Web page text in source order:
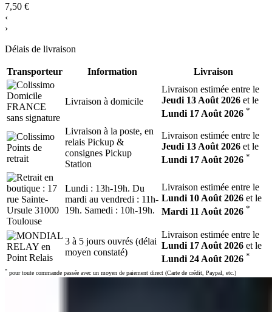
7,50 €
‹
›
Délais de livraison
Transporteur Information Livraison
Livraison à domicile
Livraison estimée entre le
Jeudi 13 Août 2026 et le
Lundi 17 Août 2026 *
Livraison à la poste, en
relais Pickup &
consignes Pickup
Station
Livraison estimée entre le
Jeudi 13 Août 2026 et le
Lundi 17 Août 2026 *
Lundi : 13h-19h. Du
mardi au vendredi : 11h-
19h. Samedi : 10h-19h.
Livraison estimée entre le
Lundi 10 Août 2026 et le
Mardi 11 Août 2026 *
3 à 5 jours ouvrés (délai
moyen constaté)
Livraison estimée entre le
Lundi 17 Août 2026 et le
Lundi 24 Août 2026 *
* pour toute commande passée avec un moyen de paiement direct (Carte de crédit, Paypal, etc.)